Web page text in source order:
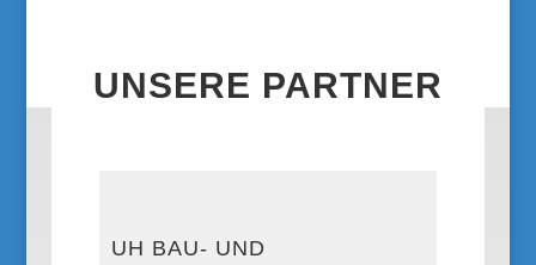
UNSERE PARTNER
UH BAU- UND